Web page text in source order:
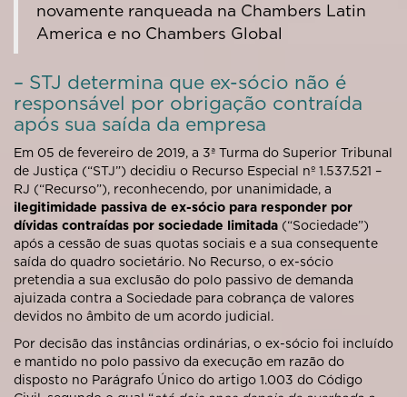
novamente ranqueada na Chambers Latin
America e no Chambers Global
– STJ determina que ex-sócio não é
responsável por obrigação contraída
após sua saída da empresa
Em 05 de fevereiro de 2019, a 3ª Turma do Superior Tribunal
de Justiça (“STJ”) decidiu o Recurso Especial nº 1.537.521 –
RJ (“Recurso”), reconhecendo, por unanimidade, a
ilegitimidade passiva de ex-sócio para responder por
dívidas contraídas por sociedade limitada (“Sociedade”)
após a cessão de suas quotas sociais e a sua consequente
saída do quadro societário. No Recurso, o ex-sócio
pretendia a sua exclusão do polo passivo de demanda
ajuizada contra a Sociedade para cobrança de valores
devidos no âmbito de um acordo judicial.
Por decisão das instâncias ordinárias, o ex-sócio foi incluído
e mantido no polo passivo da execução em razão do
disposto no Parágrafo Único do artigo 1.003 do Código